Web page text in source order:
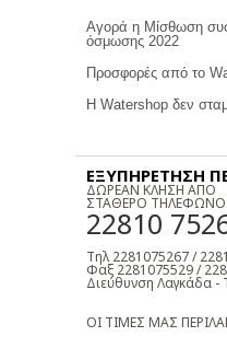
Αγορά η Μίσθωση
όσμωσης 2022
Προσφορές από το
Η Watershop δεν
ΕΞΥΠΗΡΕΤΗΣΗ
ΔΩΡΕΑΝ ΚΛΗΣΗ ΑΠΟ
ΣΤΑΘΕΡΟ ΤΗΛΕΦΩΝΟ
22810
Τηλ 2281075267 /
Φαξ 2281075529 /
Διεύθυνση Λαγκάδα -
ΟΙ ΤΙΜΕΣ ΜΑΣ